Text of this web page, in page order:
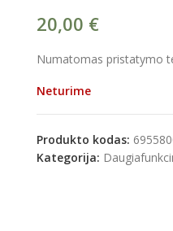
20,00 €
Numatomas pristatymo
Neturime
Produkto kodas:
Kategorija: